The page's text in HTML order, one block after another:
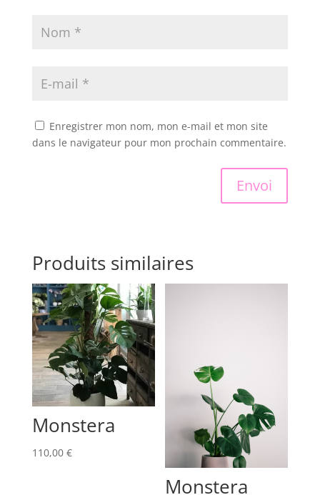
Enregistrer mon nom, mon e-mail et mon site
dans le navigateur pour mon prochain commentaire.
Envoi
Produits similaires
Monstera
110,00 €
Monstera